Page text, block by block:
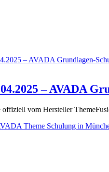
– AVADA Grundlagen-
– AVADA
vom Hersteller
Theme Schulung in